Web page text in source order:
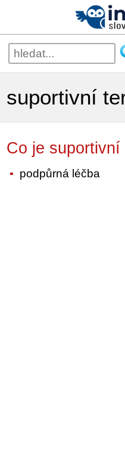
suportivní
Co je
podpůrná léčba